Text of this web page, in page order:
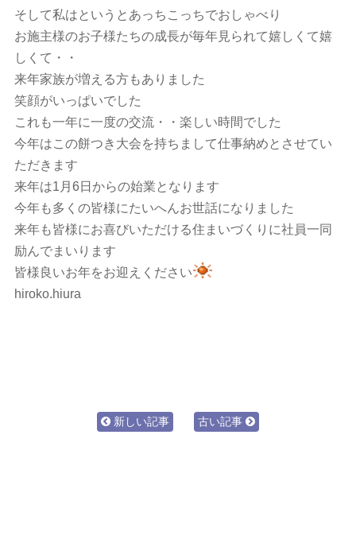
そして私はというとあっちこっちでおしゃべり
お施主様のお子様たちの成長が毎年見られて嬉しくて嬉
しくて・・
来年家族が増える方もありました
笑顔がいっぱいでした
これも一年に一度の交流・・楽しい時間でした
今年はこの餅つき大会を持ちまして仕事納めとさせてい
ただきます
来年は1月6日からの始業となります
今年も多くの皆様にたいへんお世話になりました
来年も皆様にお喜びいただける住まいづくりに社員一同
励んでまいります
皆様良いお年をお迎えください
hiroko.hiura
新しい記事 古い記事